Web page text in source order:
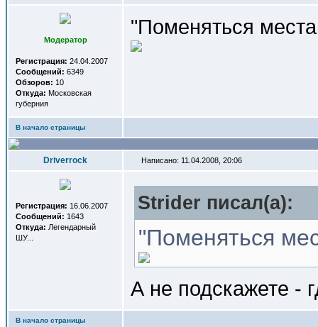
Модератор
Регистрация: 24.04.2007
Сообщений: 6349
Обзоров: 10
Откуда: Московская
губерния
"Поменяться
В начало страницы
Driverrock Написано: 11.04.2008, 20:06
Регистрация: 16.06.2007
Сообщений: 1643
Откуда: Легендарный
ШУ...
Strider писал(a):
"Поменяться
А не подскажете -
В начало страницы